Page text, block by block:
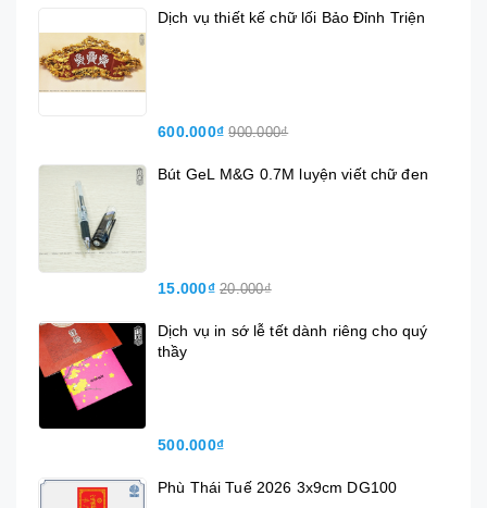
Dịch vụ thiết kế chữ lối Bảo Đỉnh Triện
600.000₫ 900.000₫
Bút GeL M&G 0.7M luyện viết chữ đen
15.000₫ 20.000₫
Dịch vụ in sớ lễ tết dành riêng cho quý
thầy
500.000₫
Phù Thái Tuế 2026 3x9cm DG100